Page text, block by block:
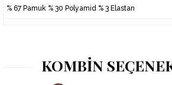
% 67 Pamuk % 30 Polyamid % 3 Elastan
KOMBİN